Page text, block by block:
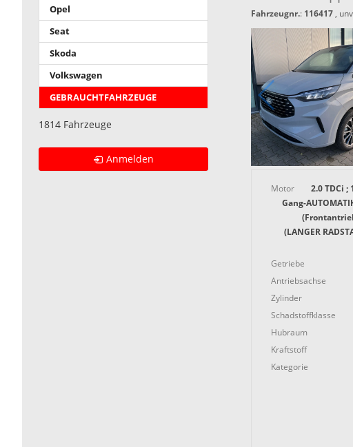
Fahrzeugnr.: 116417,
Motor
2.0 TDCi ;
Gang-
(LANGER
Getriebe
Antriebsachse
Zylinder
Schadstoffklasse
Hubraum
Kraftstoff
Kategorie
Opel
Seat
Skoda
Volkswagen
GEBRAUCHTFAHRZEUGE
1814 Fahrzeuge
Anmelden